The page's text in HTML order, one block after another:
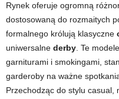
Rynek oferuje ogromną
dostosowaną do rozmaitych
formalnego królują klasyczne
uniwersalne derby . Te
garniturami i smokingami,
garderoby na ważne
Przechodząc do stylu